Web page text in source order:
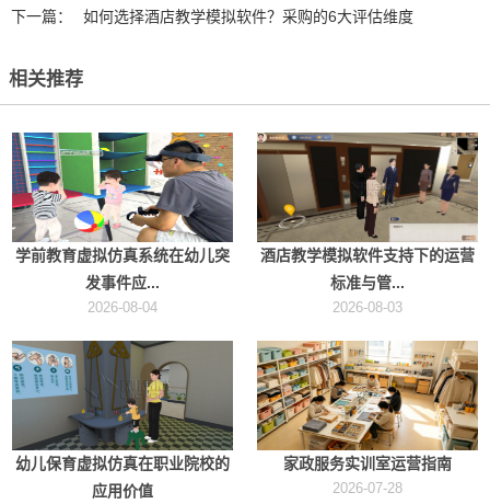
下一篇：
如何选择酒店教学模拟软件？采购的6大评估维度
相关推荐
学前教育虚拟仿真系统在幼儿突
发事件应...
2026-08-04
酒店教学模拟软件支持下的运营
标准与管...
2026-08-03
幼儿保育虚拟仿真在职业院校的
应用价值
家政服务实训室运营指南
2026-07-28